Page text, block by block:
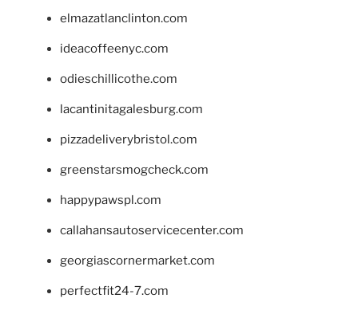
elmazatlanclinton.com
ideacoffeenyc.com
odieschillicothe.com
lacantinitagalesburg.com
pizzadeliverybristol.com
greenstarsmogcheck.com
happypawspl.com
callahansautoservicecenter.com
georgiascornermarket.com
perfectfit24-7.com